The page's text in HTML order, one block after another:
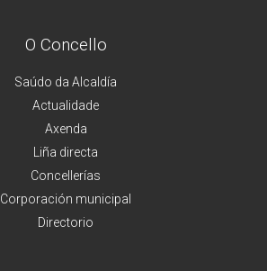
O Concello
Saúdo da Alcaldía
Actualidade
Axenda
Liña directa
Concellerías
Corporación municipal
Directorio